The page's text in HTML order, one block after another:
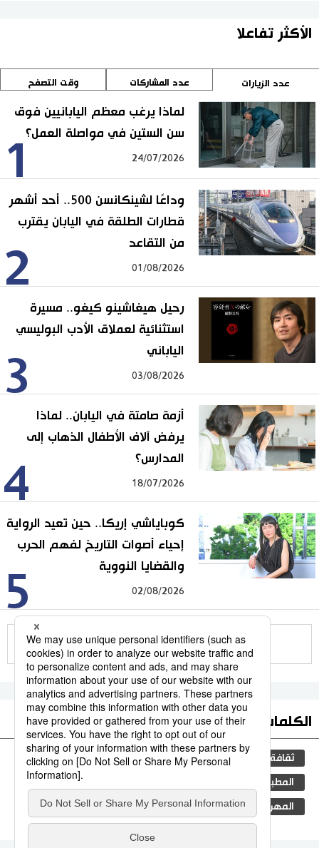
الأكثر تفاعلا
عدد الزيارات عدد المشاركات وقت التصفح
1
لماذا يرغب معظم اليابانيين فوق
سن الستين في مواصلة العمل؟
24/07/2026
2
وداعًا لشينكانسن 500.. أحد أشهر
قطارات الطلقة في اليابان يقترب
من التقاعد
01/08/2026
3
رحيل هيغاشينو كيغو.. مسيرة
استثنائية لعملاق الأدب البوليسي
الياباني
03/08/2026
4
أزمة صامتة في اليابان.. لماذا
يرفض آلاف الأطفال الذهاب إلى
المدارس؟
18/07/2026
5
كوباياشي إريكا.. حين تعيد الرواية
إحياء أصوات التاريخ لفهم الحرب
والقضايا النووية
02/08/2026
للمزيد
الكلمات الأكثر بحثا
ثقافة مجتمع اليابان التعليم الياباني
المطبخ الياباني طوكيو
المهرجانات تاريخ